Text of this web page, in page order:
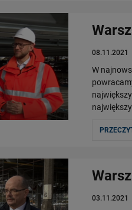
08.11.2021
W
03.11.2021